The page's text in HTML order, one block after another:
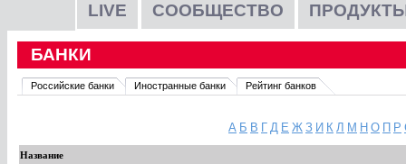
LIVE СООБЩЕСТВО
БАНКИ
Российские банки Иностранные банки Рейтинг банков
А Б В Г Д Е Ж З И К Л М Н О П Р
Название